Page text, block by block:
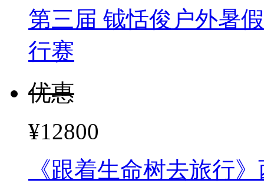
第三届 钺恬俊户外暑
行赛
优惠
¥12800
《跟着生命树去旅行